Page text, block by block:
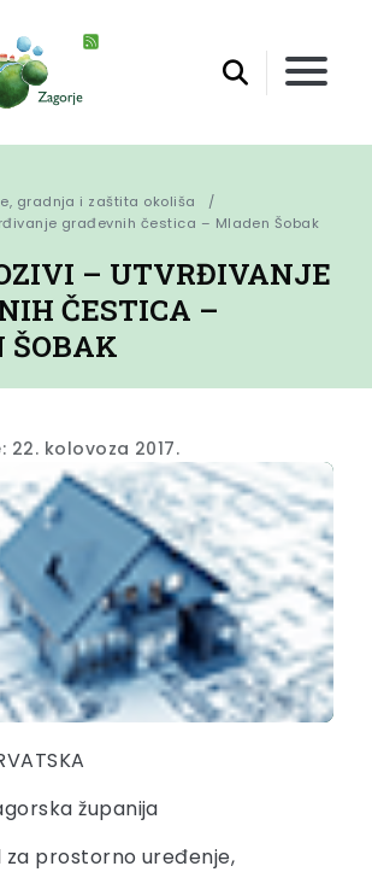
gradnja i zaštita okoliša
građevnih čestica – Mladen Šobak
– UTVRĐIVANJE
ČESTICA –
ŠOBAK
22. kolovoza 2017.
županija
za prostorno uređenje,